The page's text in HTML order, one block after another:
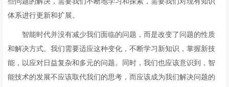
体系进行更新和扩展。
智能时代并没有减少我们面临的问题，而是改变了问题的性质
和解决方式。我们需要适应这种变化，不断学习新知识，掌握新技
能，以应对日益复杂和多元的问题。同时，我们也应该意识到，智
能技术的发展不应该取代我们的思考，而应该成为我们解决问题的